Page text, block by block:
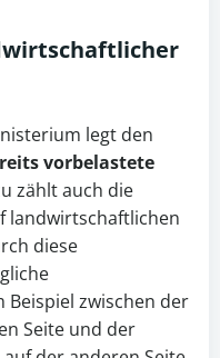
legt den
vorbelastete
zählt auch die
landwirtschaftlichen
diese
Beispiel zwischen der
Seite und der